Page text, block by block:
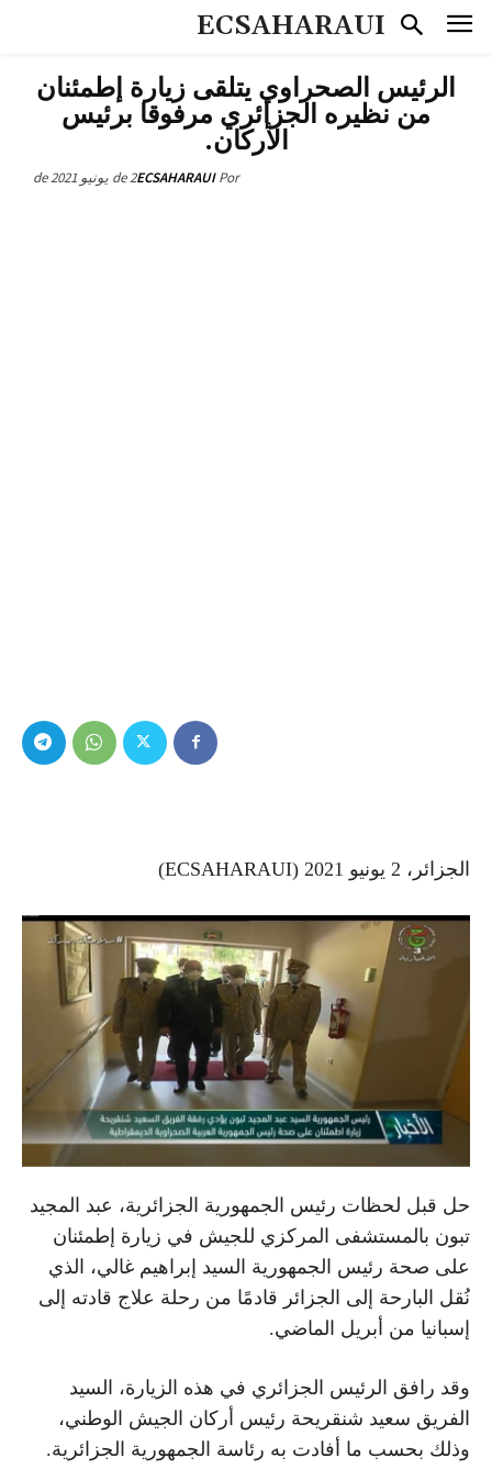
ECSAHARAUI
الرئيس الصحراوي يتلقى زيارة إطمئنان
من نظيره الجزائري مرفوقا برئيس
الأركان.
Por
ECSAHARAUI2 de يونيو de 2021
الجزائر، 2 يونيو 2021 (ECSAHARAUI)
حل قبل لحظات رئيس الجمهورية الجزائرية، عبد المجيد
تبون بالمستشفى المركزي للجيش في زيارة إطمئنان
على صحة رئيس الجمهورية السيد إبراهيم غالي، الذي
نُقل البارحة إلى الجزائر قادمًا من رحلة علاج قادته إلى
إسبانيا من أبريل الماضي.
وقد رافق الرئيس الجزائري في هذه الزيارة، السيد
الفريق سعيد شنقريحة رئيس أركان الجيش الوطني،
وذلك بحسب ما أفادت به رئاسة الجمهورية الجزائرية.